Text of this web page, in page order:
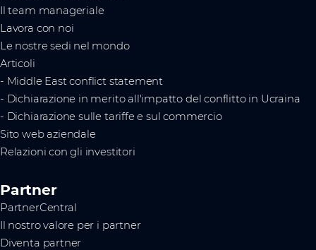
Il team manageriale
Lavora con noi
Le nostre sedi nel mondo
Articoli
- Middle East conflict statement
- Dichiarazione in merito all'impatto del conflitto in Ucraina
- Dichiarazione sulle tariffe e sul commercio
Sito web aziendale
Relazioni con gli investitori
Partner
PartnerCentral
Il nostro valore per i partner
Diventa partner